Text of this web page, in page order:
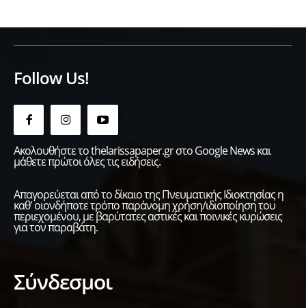
Follow Us!
Ακολουθήστε το thelarissapaper.gr στο Google News και
μάθετε πρώτοι όλες τις ειδήσεις.
Απαγορεύεται από το δίκαιο της Πνευματικής Ιδιοκτησίας η
καθ' οιονδήποτε τρόπο παράνομη χρήση/ιδιοποίηση του
περιεχομένου, με βαρύτατες αστικές και ποινικές κυρώσεις
για τον παραβάτη.
Σύνδεσμοι